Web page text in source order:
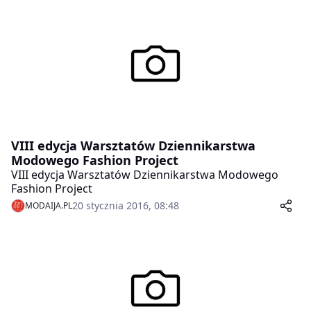
VIII edycja Warsztatów Dziennikarstwa
Modowego Fashion Project
VIII edycja Warsztatów Dziennikarstwa Modowego
Fashion Project
MODAIJA.PL20 stycznia 2016, 08:48